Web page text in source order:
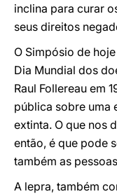
inclina para curar
seus direitos
O Simpósio de
Dia Mundial dos
Raul Follereau em
pública sobre uma
extinta. O que nos
então, é que pode
também as
A lepra, também